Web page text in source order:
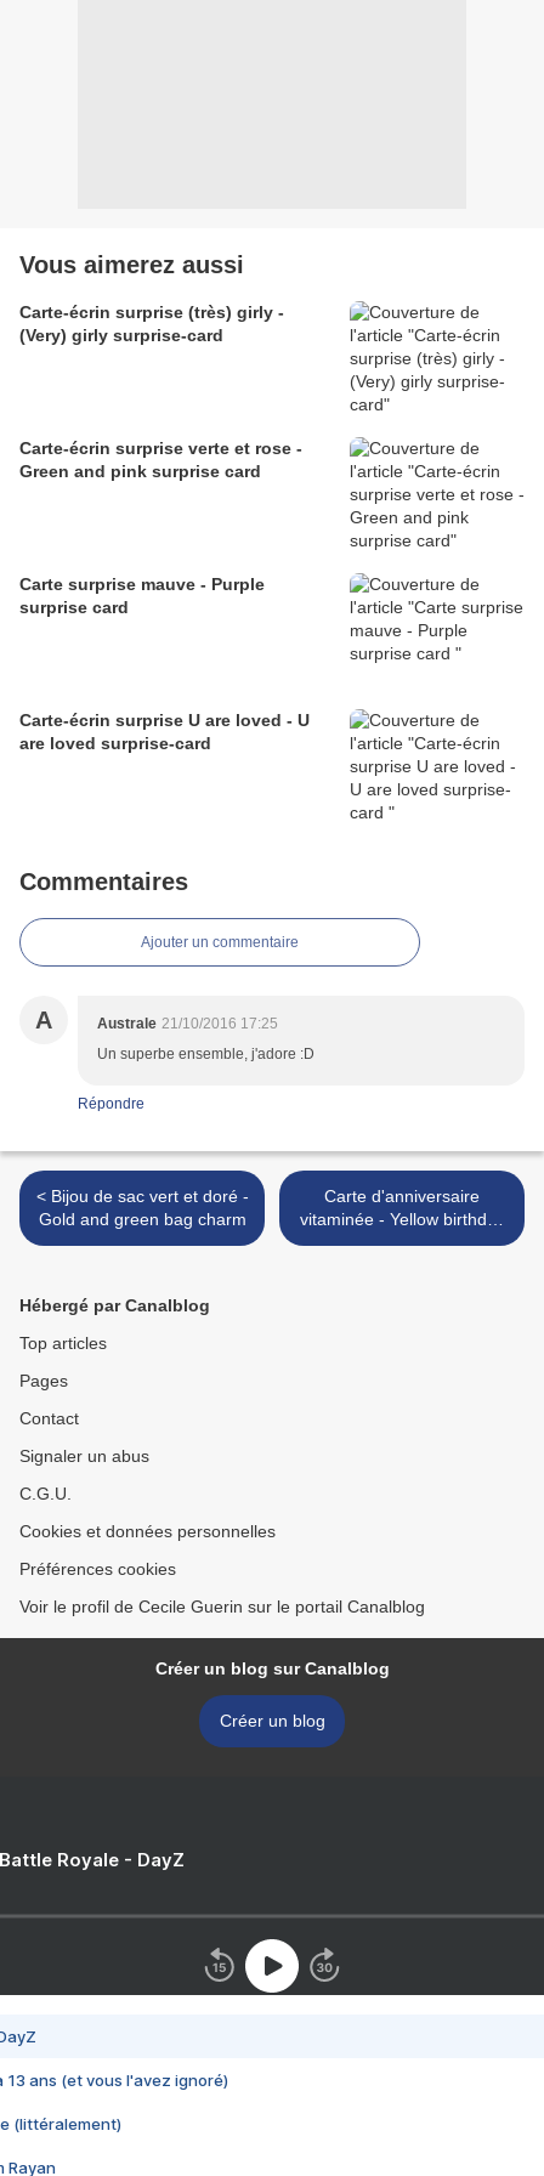
Vous aimerez aussi
Carte-écrin surprise (très) girly -
(Very) girly surprise-card
Carte-écrin surprise verte et rose -
Green and pink surprise card
Carte surprise mauve - Purple
surprise card
Carte-écrin surprise U are loved - U
are loved surprise-card
Commentaires
Ajouter un commentaire
A Australe 21/10/2016 17:25
Un superbe ensemble, j'adore :D
Répondre
< Bijou de sac vert et doré -
Gold and green bag charm
Carte d'anniversaire
vitaminée - Yellow birthday
card >
Hébergé par Canalblog
Top articles
Pages
Contact
Signaler un abus
C.G.U.
Cookies et données personnelles
Préférences cookies
Voir le profil de Cecile Guerin sur le portail Canalblog
Créer un blog sur Canalblog
Créer un blog
Royale - DayZ
13 ans (et vous l'avez ignoré)
(littéralement)
Rayan